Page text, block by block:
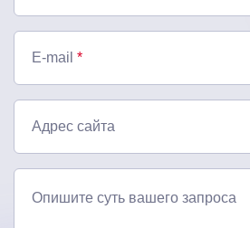
E-mail *
Адрес сайта
Опишите суть вашего запроса